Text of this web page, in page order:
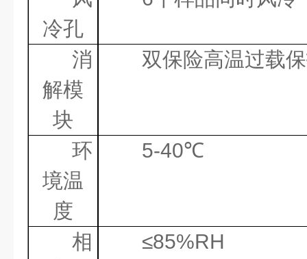
冷孔
消
解模
块
双保险高温过载
环
境温
度
5-40℃
相
≤85%RH